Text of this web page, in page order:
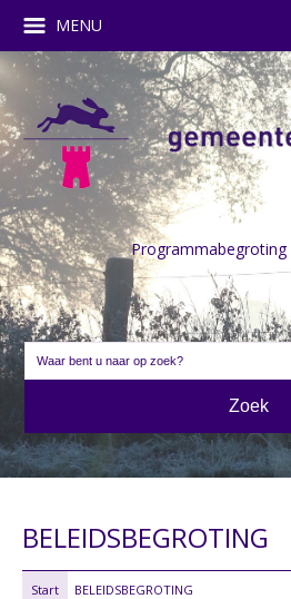
Programmabegroting
MENU
BELEIDSBEGROTING
Start BELEIDSBEGROTING